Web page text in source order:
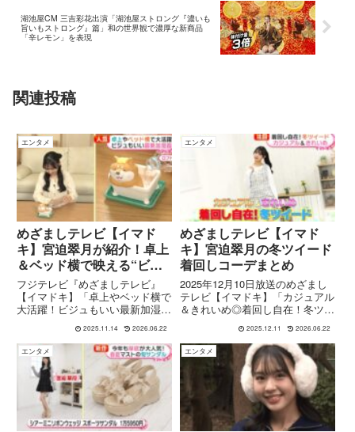
湖池屋CM 三吉彩花出演「湖池屋ストロング『濃いも
旨いもストロング』篇」和の世界観で濃厚な新商品
「辛レモン」を表現
関連投稿
エンタメ
めざましテレビ【イマド
キ】宮迫翠月が紹介！卓上
＆ベッド横で映える“ビジ
ュもいい”最新加湿器まと
め
フジテレビ『めざましテレビ』
【イマドキ】「卓上やベッド横で
大活躍！ビジュもいい最新加湿
器」回を紹介。宮迫翠月さんがロ
フトやフランフランで選んだ、お
しゃれで映える最新加湿器のライ
ンナップと基本情報をまとめまし
た。
2025.11.14 2026.06.22
エンタメ
めざましテレビ【イマド
キ】宮迫翠月の冬ツイード
着回しコーデまとめ
2025年12月10日放送のめざまし
テレビ【イマドキ】「カジュアル
＆きれいめ◎着回し自在！冬ツイ
ード」を解説。宮迫翠月さんが紹
介したLAGUNAMOON・
RESEXXY・GRL・MURUAのツ
イードコーデやアイテムの特徴、
細見えテクまで詳しくまとめま
す。
2025.12.11 2026.06.22
エンタメ エンタメ